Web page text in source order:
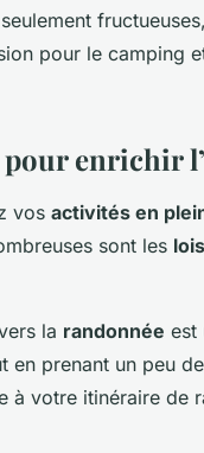
pour le camping
enrichir
vos activités en
sont les
la randonnée est
en prenant un peu
à votre itinéraire de